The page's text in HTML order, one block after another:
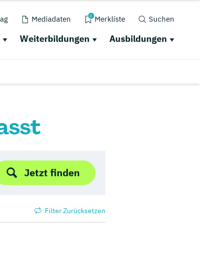
Mediadaten 0 Merkliste Suchen
Weiterbildungen Ausbildungen
Jetzt finden
Filter Zurücksetzen